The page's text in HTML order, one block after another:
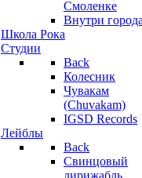
Смоленке
Внутри
Школа Рока
Студии
Back
Колесник
Чувакам
(Chuvakam)
IGSD Records
Лейблы
Back
Свинцовый